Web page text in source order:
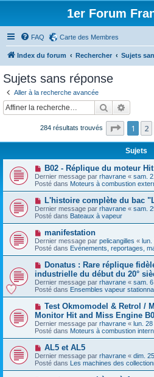
1er Forum
FAQ Carte des Membres
Index du forum Rechercher Sujets
Sujets sans réponse
Aller à la recherche avancée
Rechercher
284 résultats trouvés Page 1
1 2
Sujets
N
o
u
v
e
a
u
m
e
s
s
a
g
e
B02 - Réplique du moteur
Dernier message par rhavrane « sam.
Posté dans Moteurs à combustion
N
o
u
v
a
u
m
e
s
a
g
e
L'histoire complète du bac
Dernier message par rhavrane « sam.
Posté dans Bateaux à vapeur
N
o
u
v
e
a
u
m
e
s
s
g
e
manifestation
Dernier message par pelicangilles « lun.
Posté dans Evénements, reportages,
N
o
u
v
e
a
m
e
s
g
e
Donatus : Rare réplique
industrielle du début du 20°
Dernier message par rhavrane « sam.
Posté dans Ensembles vapeur
N
u
v
e
a
u
m
e
s
Test Okmomodel & Retrol /
Monitor Hit and Miss Engine
Dernier message par rhavrane « lun.
Posté dans Moteurs à combustion
N
o
u
v
AL5 et AL5
Dernier message par rhavrane « dim.
Posté dans Les machines des